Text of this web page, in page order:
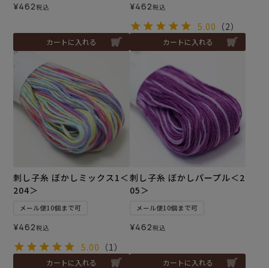
¥462税込
カートに入れる
¥462税込
5.00 （2）
カートに入れる
刺し子糸 ぼかしミックス1＜
204＞
メール便10個まで可
¥462税込
5.00 （1）
カートに入れる
刺し子糸 ぼかしパープル＜2
05＞
メール便10個まで可
¥462税込
カートに入れる